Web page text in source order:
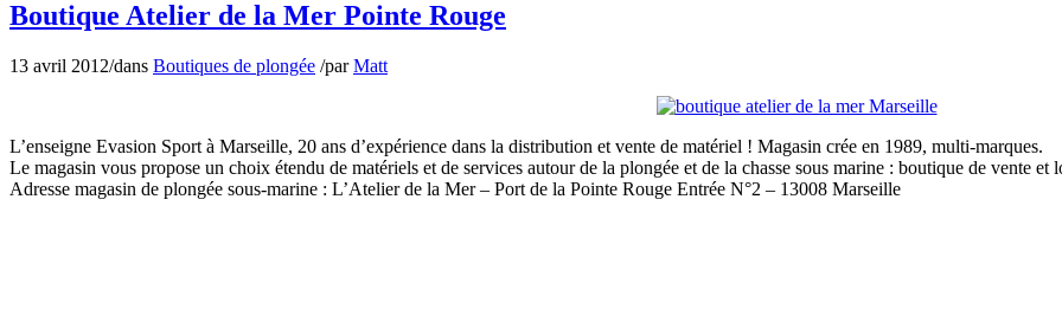
Boutique Atelier de la Mer Pointe Rouge
13 avril 2012/dans Boutiques de plongée /parMatt
L’enseigne Evasion Sport à Marseille, 20 ans d’expérience dans la distribution et vente de matériel ! Magasin crée en 1989, multi-marques.
Le magasin vous propose un choix étendu de matériels et de services autour de la plongée et de la chasse sous marine : boutique de vente
Adresse magasin de plongée sous-marine : L’Atelier de la Mer – Port de la Pointe Rouge Entrée N°2 – 13008 Marseille